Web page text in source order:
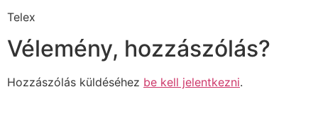
Telex
Vélemény, hozzászólás?
Hozzászólás küldéséhez be kell jelentkezni.